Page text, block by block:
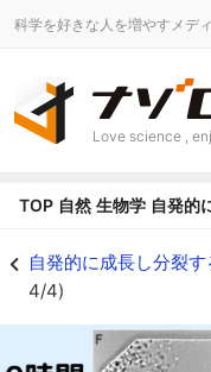
科学を好きな人を増やすメデ
Love science ,
TOP 自然 生物学 自発的
自発的に成長し分裂
4/4)